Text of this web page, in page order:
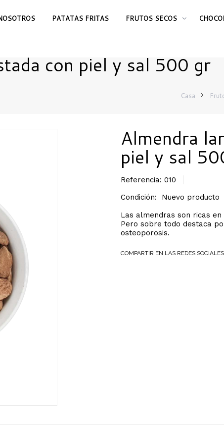
PATATAS FRITAS FRUTOS SECOS
con piel y sal 500 gr
Casa
Almendra
piel y sal
Referencia: 010
Condición:
Nuevo producto
Las almendras son ricas
Pero sobre todo destaca
osteoporosis.
COMPARTIR EN LAS REDES